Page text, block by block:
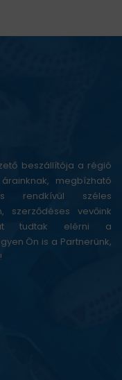
beszállítója a régió
megbízható
rendkívül széles
szerződéses vevőink
tudtak elérni a
Ön is a Partnerünk,